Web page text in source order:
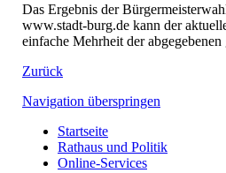
Das Ergebnis der
www.stadt-burg.de kann der
einfache Mehrheit der
Zurück
Navigation überspringen
Startseite
Rathaus und Politik
Online-Services